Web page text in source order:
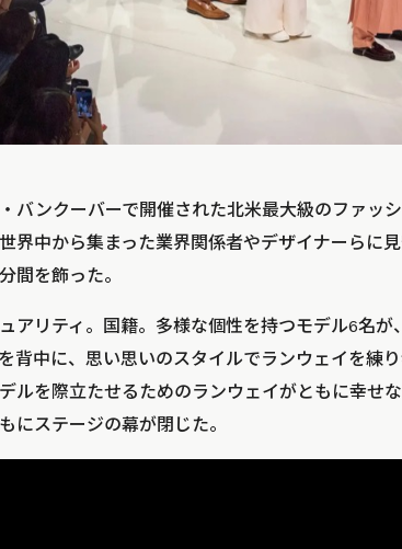
バンクーバーで開催された北米最大級のファッ
界中から集まった業界関係者やデザイナーらに
間を飾った。
アリティ。国籍。多様な個性を持つモデル6名
背中に、思い思いのスタイルでランウェイを練
ルを際立たせるためのランウェイがともに幸せ
にステージの幕が閉じた。